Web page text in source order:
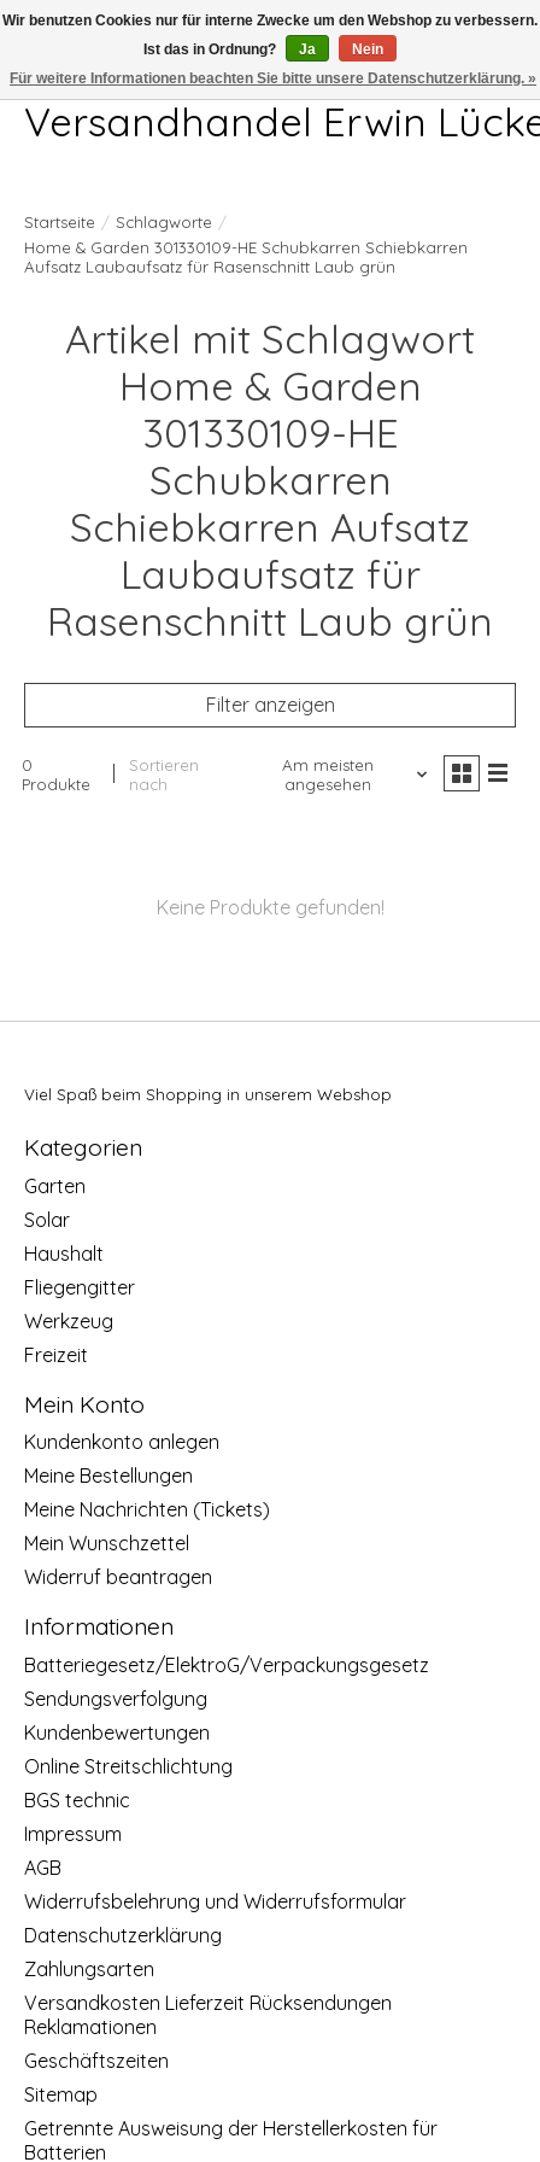
Telefon 04407 715872 MO-DO 7.00-17.00Uhr FR 7.00-13.00Uhr
Versandhandel Erwin
Startseite / Schlagworte /
Home & Garden 301330109-HE Schubkarren Schiebkarren
Aufsatz Laubaufsatz für Rasenschnitt Laub grün
Artikel mit Schlagwort
Home & Garden
301330109-HE
Schubkarren
Schiebkarren Aufsatz
Laubaufsatz für
Rasenschnitt Laub grün
Filter anzeigen
0
Produkte
Sortieren
nach
Am meisten
angesehen
Keine Produkte gefunden!
Viel Spaß beim Shopping in unserem Webshop
Kategorien
Garten
Solar
Haushalt
Fliegengitter
Werkzeug
Freizeit
Mein Konto
Kundenkonto anlegen
Meine Bestellungen
Meine Nachrichten (Tickets)
Mein Wunschzettel
Widerruf beantragen
Informationen
Batteriegesetz/ElektroG/Verpackungsgesetz
Sendungsverfolgung
Kundenbewertungen
Online Streitschlichtung
BGS technic
Impressum
AGB
Widerrufsbelehrung und Widerrufsformular
Datenschutzerklärung
Zahlungsarten
Versandkosten Lieferzeit Rücksendungen
Reklamationen
Geschäftszeiten
Sitemap
Getrennte Ausweisung der Herstellerkosten für
Batterien
Wir benutzen Cookies nur für interne Zwecke um den Webshop zu verbessern.
Ist das in Ordnung?
Ja
Nein
Für weitere Informationen beachten Sie bitte unsere Datenschutzerklärung. »